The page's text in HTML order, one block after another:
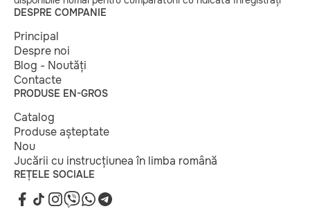
DESPRE COMPANIE
Principal
Despre noi
Blog - Noutăți
Contacte
PRODUSE EN-GROS
Catalog
Produse așteptate
Nou
Jucării cu instrucțiunea în limba română
REȚELE SOCIALE